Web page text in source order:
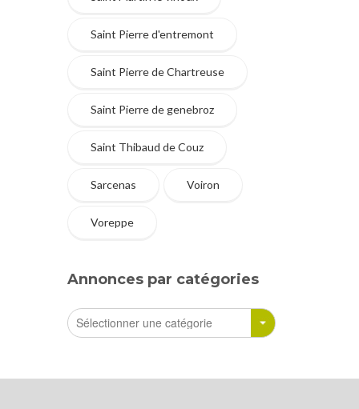
Saint Pierre d'entremont
Saint Pierre de Chartreuse
Saint Pierre de genebroz
Saint Thibaud de Couz
Sarcenas Voiron
Voreppe
Annonces par catégories